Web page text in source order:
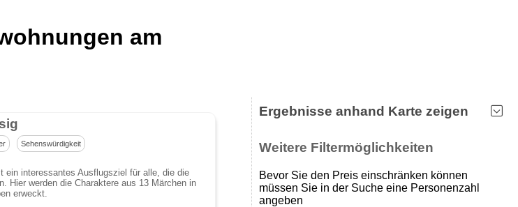
am
Sehenswürdigkeit
ein interessantes Ausflugsziel für alle, die die
Hier werden die Charaktere aus 13 Märchen in
erweckt.
Ergebnisse anhand Karte zeigen
Weitere Filtermöglichkeiten
Bevor Sie den Preis einschränken können
müssen Sie in der Suche eine Personenzahl
angeben